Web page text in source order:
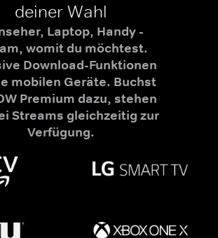
deiner Wahl
Laptop, Handy -
womit du möchtest.
Download-Funktionen
mobilen Geräte. Buchst
Premium dazu, stehen
Streams gleichzeitig zur
Verfügung.